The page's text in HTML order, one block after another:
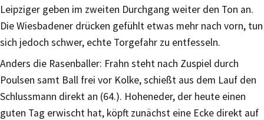
Leipziger geben im zweiten Durchgang weiter den Ton an.
Die Wiesbadener drücken gefühlt etwas mehr nach vorn, tun
sich jedoch schwer, echte Torgefahr zu entfesseln.
Anders die Rasenballer: Frahn steht nach Zuspiel durch
Poulsen samt Ball frei vor Kolke, schießt aus dem Lauf den
Schlussmann direkt an (64.). Hoheneder, der heute einen
guten Tag erwischt hat, köpft zunächst eine Ecke direkt auf